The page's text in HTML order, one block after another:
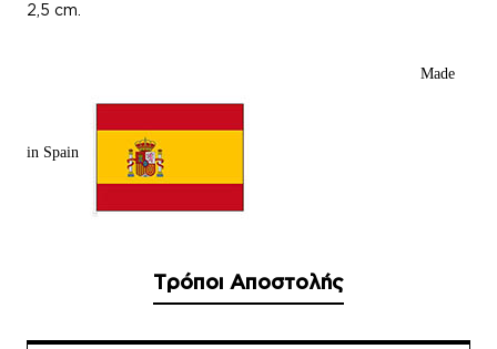
2,5 cm.
Made
in Spain
Τρόποι Αποστολής